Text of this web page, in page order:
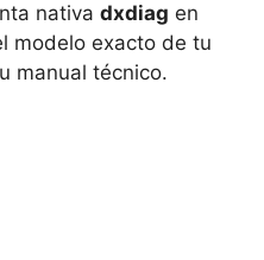
nativa dxdiag en
modelo exacto de tu
manual técnico.